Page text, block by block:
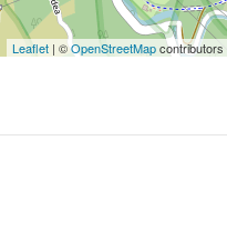
Leaflet | ©OpenStreetMapcontributors